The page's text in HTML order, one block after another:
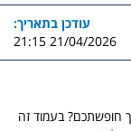
עודכן בתאריך:
21/04/2026 21:15
חופשתכם? בעמוד זה